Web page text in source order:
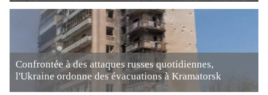
Confrontée à des attaques russes quotidiennes,
l'Ukraine ordonne des évacuations à Kramatorsk